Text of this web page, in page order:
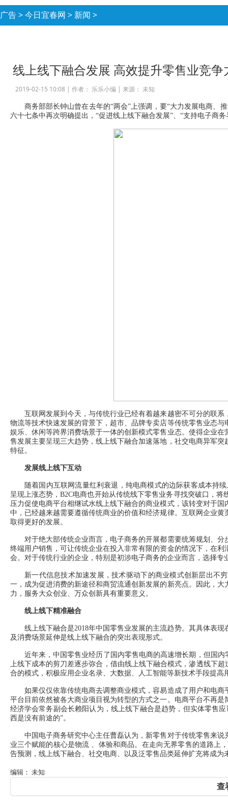
广告>今日宜春网 > 新闻 >
线上线下融合发展 高效提升零售业竞争
2019-02-15 10:08 | 作者： 乐乐小编 | 来源： 未知
商务部部长钟山曾在去年的“两会”上强调，要“大力发展电商、
六十七条中再次明确提出，“促进线上线下融合发展”、“支持电子商
互联网发展到今天，与传统行业已经有着越来越密不可分的联系
物流等技术快速发展的背景下，超市、品牌专卖店等传统零售业态
娱乐、休闲等跨界消费场景于一体的创新模式零售业态。使得企业
售发展主要呈现三大趋势，线上线下融合加速落地，社交电商异军
特征。
发展线上线下互动
随着国内互联网流量红利衰退，纯电商模式的边际获客成本持续
呈现上涨态势，B2C电商也开始从传统线下零售业务寻找突破口，
压力促使电商平台相继试水线上线下融合的商业模式，该转变对于
中，已经越来越需要遵循传统商业的价值和经济规律。互联网企业
取得更好的发展。
对于绝大部传统企业而言，电子商务的开展都需要统筹规划、分
终端用户销售，可让传统企业在投入非常有限的资金的情况下，在
会。对于传统行业的企业，特别是初涉电子商务的企业而言，选择
新一代信息技术加速发展，技术驱动下的商业模式创新层出不穷
一，成为促进消费的新途径和商贸流通创新发展的新亮点。因此，
力，服务大众创业、万众创新具有重要意义。
线上线下精准融合
线上线下融合是2018年中国零售业发展的主流趋势。其具体表现
及消费场景延伸是线上线下融合的突出表现形式。
近年来，中国零售业经历了国内零售电商的高速增长期，但国内
上线下成本的剪刀差逐步弥合，借由线上线下融合模式，渗透线下
合的模式，积极应用企业名录、大数据、人工智能等新技术手段提
如果仅仅依靠传统电商去调整商业模式，容易造成了用户和电商
平台目前依然被各大商业项目视为转型的方式之一。电商平台不再
经济学会常务副会长赖阳认为，线上线下融合是趋势，但实体零售
西是没有前途的”。
中国电子商务研究中心主任曹磊认为，新零售对于传统零售来说
业三个赋能的核心是物流 、体验和商品。在走向无界零售的道路上
告预测，线上线下融合、社交电商、以及泛零售品类延伸扩充将成
编辑： 未知
查